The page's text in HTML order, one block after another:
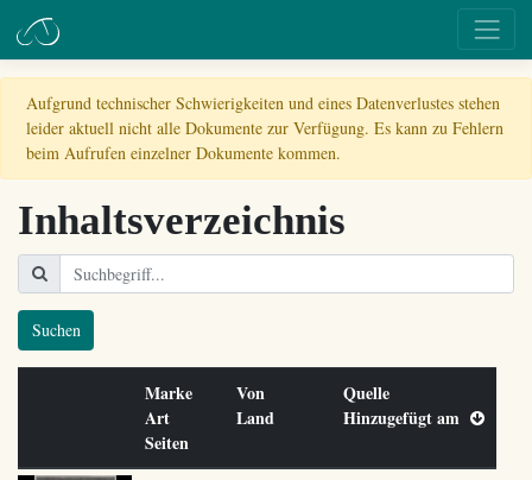
Aufgrund technischer Schwierigkeiten und eines Datenverlustes stehen
leider aktuell nicht alle Dokumente zur Verfügung. Es kann zu Fehlern
beim Aufrufen einzelner Dokumente kommen.
Inhaltsverzeichnis
Suchen
Marke
Art
Seiten
Von
Land
Quelle
Hinzugefügt am